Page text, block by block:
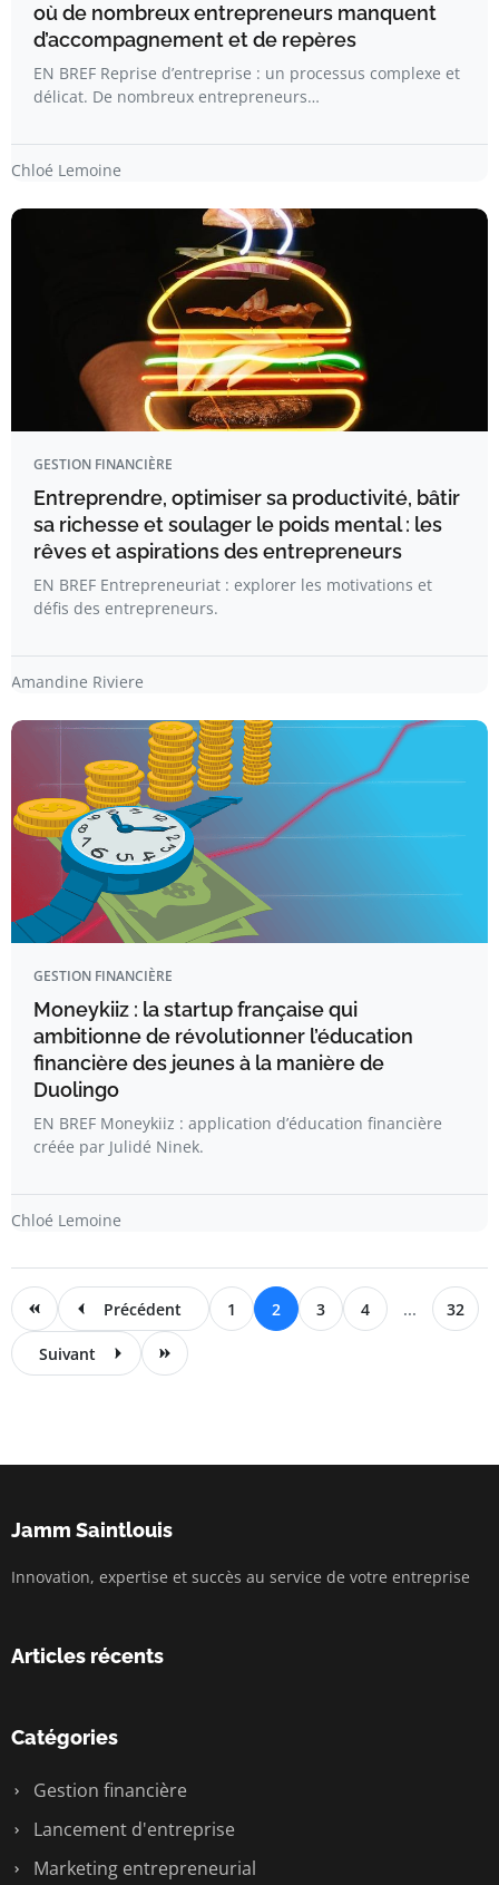
où de nombreux entrepreneurs manquent
d’accompagnement et de repères
EN BREF Reprise d’entreprise : un processus complexe et
délicat. De nombreux entrepreneurs…
Chloé Lemoine
GESTION FINANCIÈRE
Entreprendre, optimiser sa productivité, bâtir
sa richesse et soulager le poids mental : les
rêves et aspirations des entrepreneurs
EN BREF Entrepreneuriat : explorer les motivations et
défis des entrepreneurs.
Amandine Riviere
GESTION FINANCIÈRE
Moneykiiz : la startup française qui
ambitionne de révolutionner l’éducation
financière des jeunes à la manière de
Duolingo
EN BREF Moneykiiz : application d’éducation financière
créée par Julidé Ninek.
Chloé Lemoine
Précédent 1 2 3 4 ... 32
Suivant
Jamm Saintlouis
Innovation, expertise et succès au service de votre entreprise
Articles récents
Catégories
Gestion financière
Lancement d'entreprise
Marketing entrepreneurial